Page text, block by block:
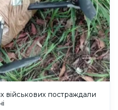
військових постраждали